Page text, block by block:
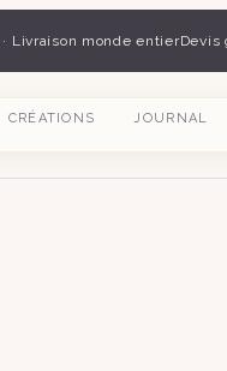
Livraison monde entierDevis
CRÉATIONS JOURNAL